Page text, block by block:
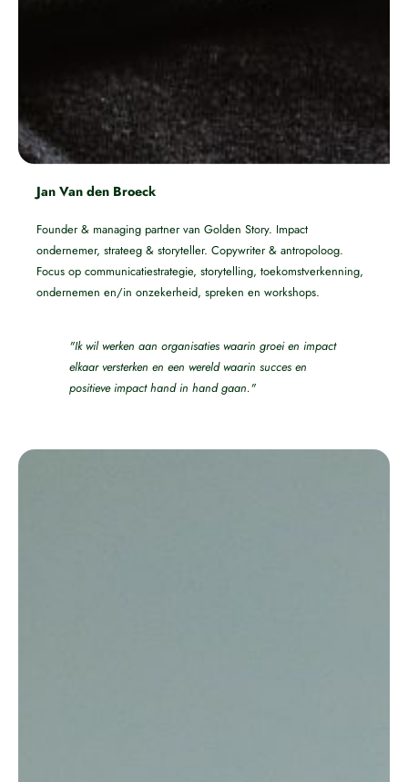
Jan Van den Broeck
Founder & managing partner van Golden Story. Impact
ondernemer, strateeg & storyteller. Copywriter & antropoloog.
Focus op communicatiestrategie, storytelling, toekomstverkenning,
ondernemen en/in onzekerheid, spreken en workshops.
"Ik wil werken aan organisaties waarin groei en impact
elkaar versterken en een wereld waarin succes en
positieve impact hand in hand gaan."